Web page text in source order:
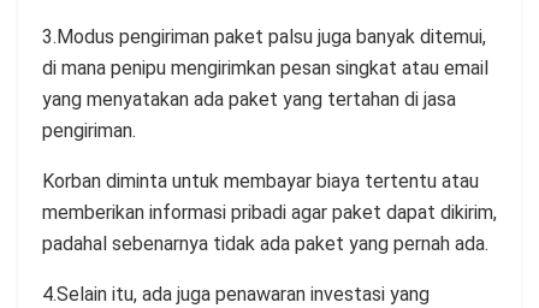
3.Modus pengiriman paket palsu juga banyak ditemui,
di mana penipu mengirimkan pesan singkat atau email
yang menyatakan ada paket yang tertahan di jasa
pengiriman.
Korban diminta untuk membayar biaya tertentu atau
memberikan informasi pribadi agar paket dapat dikirim,
padahal sebenarnya tidak ada paket yang pernah ada.
4.Selain itu, ada juga penawaran investasi yang